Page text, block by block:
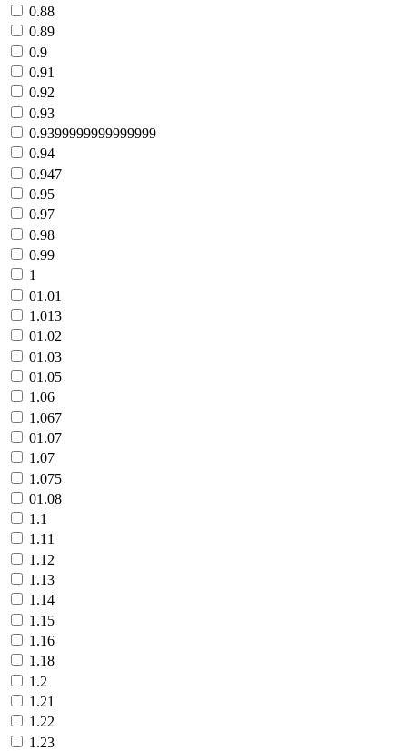
0.88
0.89
0.9
0.91
0.92
0.93
0.9399999999999999
0.94
0.947
0.95
0.97
0.98
0.99
1
01.01
1.013
01.02
01.03
01.05
1.06
1.067
01.07
1.07
1.075
01.08
1.1
1.11
1.12
1.13
1.14
1.15
1.16
1.18
1.2
1.21
1.22
1.23